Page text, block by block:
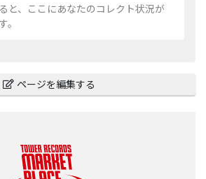
と、ここにあなたのコレクト状況が
。
ページを編集する